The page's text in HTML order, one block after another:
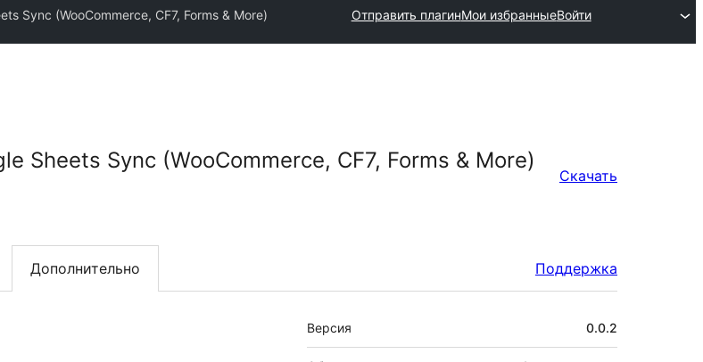
Sync (WooCommerce, CF7, Forms & More) Отправить плагинМои избранныеВойти
Sheets Sync (WooCommerce, CF7, Forms & More)
Скачать
Дополнительно Поддержка
Мета
Версия 0.0.2